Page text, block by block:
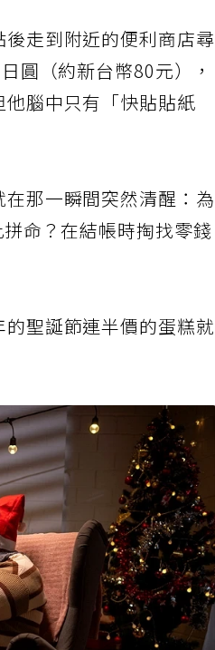
走到附近的便利商店尋
圓（約新台幣80元），
腦中只有「快貼貼紙
那一瞬間突然清醒：為
命？在結帳時掏找零錢
的聖誕節連半價的蛋糕就